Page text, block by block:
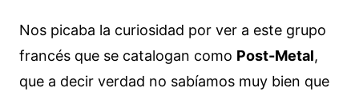
Nos picaba la curiosidad por ver a este grupo
francés que se catalogan como Post-Metal,
que a decir verdad no sabíamos muy bien que